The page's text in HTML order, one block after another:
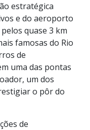
estratégica
e do aeroporto
quase 3 km
famosas do Rio
de
uma das pontas
um dos
o pôr do
de